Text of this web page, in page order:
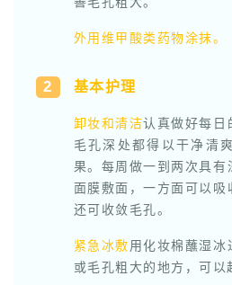
外用维甲酸类药物涂抹。
2 基本护理
卸妆和清洁认真做好每日
毛孔深处都得以干净清
果。每周做一到两次具
面膜敷面，一方面可以
还可收敛毛孔。
紧急冰敷用化妆棉蘸湿冰
或毛孔粗大的地方，可以